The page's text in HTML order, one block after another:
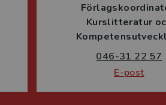
Kurslitteratur
046-31 22 57
E-post